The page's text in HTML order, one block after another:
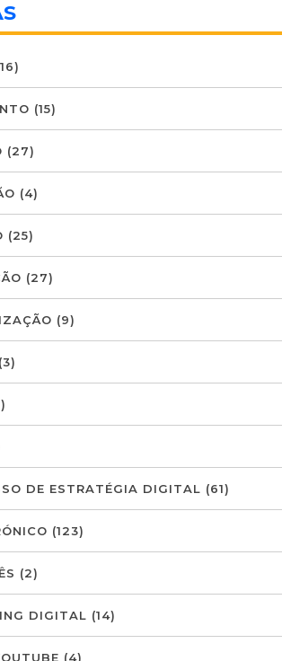
(15)
(27)
(4)
(25)
(27)
(9)
(3)
DE ESTRATÉGIA DIGITAL (61)
(123)
(2)
DIGITAL (14)
(4)